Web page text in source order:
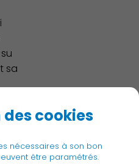
des cookies
nécessaires à son bon
être paramétrés.
sa